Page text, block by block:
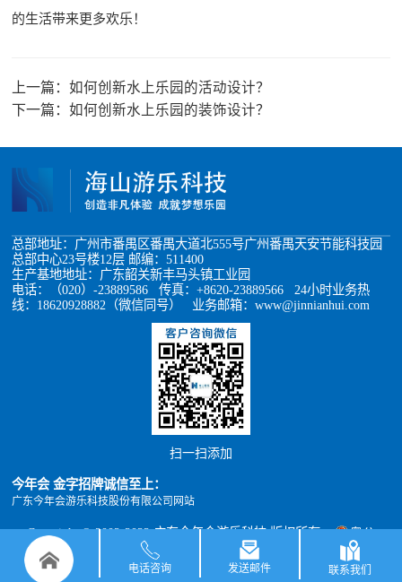
的生活带来更多欢乐！
上一篇：如何创新水上乐园的活动设计？
下一篇：如何创新水上乐园的装饰设计？
总部地址：广州市番禺区番禺大道北555号广州番禺天安节能科技园
总部中心23号楼12层 邮编：511400
生产基地地址：广东韶关新丰马头镇工业园
电话：（020）-23889586 传真：+8620-23889566 24小时业务热
线：18620928882（微信同号） 业务邮箱：www@jinnianhui.com
扫一扫添加
今年会 金字招牌诚信至上：
广东今年会游乐科技股份有限公司网站
Copyright © 2002-2022 广东今年会游乐科技 版权所有
粤公
网安备 44011302000493号
粤ICP备05012398号
xml地图
电话咨询 发送邮件 联系我们